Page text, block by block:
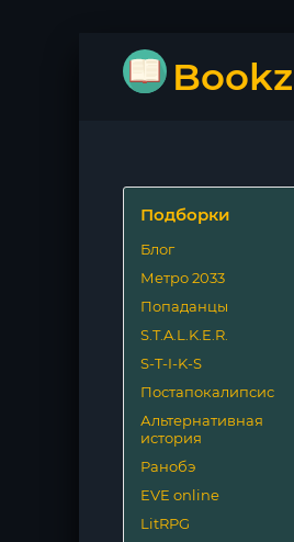
Bookz
Подборки
Блог
Метро 2033
Попаданцы
S.T.A.L.K.E.R.
S-T-I-K-S
Постапокалипсис
Альтернативная
история
Ранобэ
EVE online
LitRPG